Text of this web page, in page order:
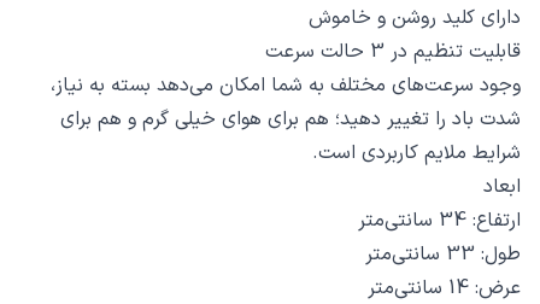
دارای کلید روشن و خاموش
قابلیت تنظیم در 3 حالت سرعت
وجود سرعت‌های مختلف به شما امکان می‌دهد بسته به نیاز،
شدت باد را تغییر دهید؛ هم برای هوای خیلی گرم و هم برای
شرایط ملایم کاربردی است.
ابعاد
ارتفاع: 34 سانتی‌متر
طول: 33 سانتی‌متر
عرض: 14 سانتی‌متر